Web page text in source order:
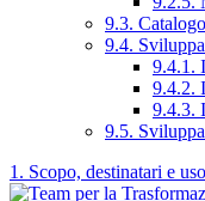
9.3.
9.4.
9.4.1.
9.4.2.
9.4.3.
9.5.
1. Scopo, destinatari e